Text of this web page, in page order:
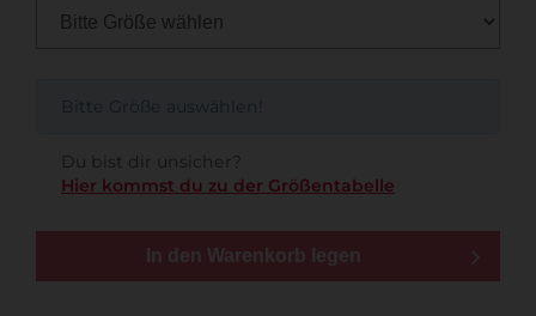
Bitte Größe auswählen!
Du bist dir unsicher?
Hier kommst du zu der Größentabelle
In den Warenkorb legen